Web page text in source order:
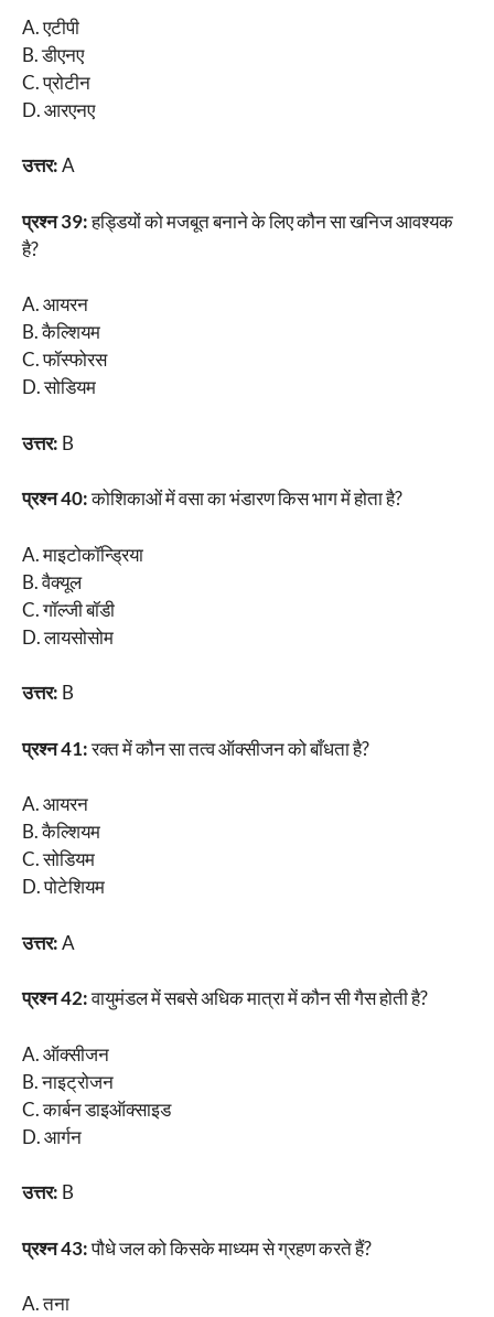
A. एटीपी
B. डीएनए
C. प्रोटीन
D. आरएनए
उत्तर:A
प्रश्न 39:हड्डियों को मजबूत बनाने के लिए कौन सा खनिज आवश्यक
है?
A. आयरन
B. कैल्शियम
C. फॉस्फोरस
D. सोडियम
उत्तर: B
प्रश्न 40:कोशिकाओं में वसा का भंडारण किस भाग में होता है?
A. माइटोकॉन्ड्रिया
B. वैक्यूल
C. गॉल्जी बॉडी
D. लायसोसोम
उत्तर: B
प्रश्न 41:रक्त में कौन सा तत्व ऑक्सीजन को बाँधता है?
A. आयरन
B. कैल्शियम
C. सोडियम
D. पोटेशियम
उत्तर:A
प्रश्न 42:वायुमंडल में सबसे अधिक मात्रा में कौन सी गैस होती है?
A. ऑक्सीजन
B. नाइट्रोजन
C. कार्बन डाइऑक्साइड
D. आर्गन
उत्तर: B
प्रश्न 43:पौधे जल को किसके माध्यम से ग्रहण करते हैं?
A. तना